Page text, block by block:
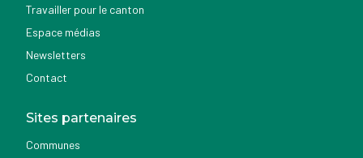
Travailler pour le canton
Espace médias
Newsletters
Contact
Sites partenaires
Communes